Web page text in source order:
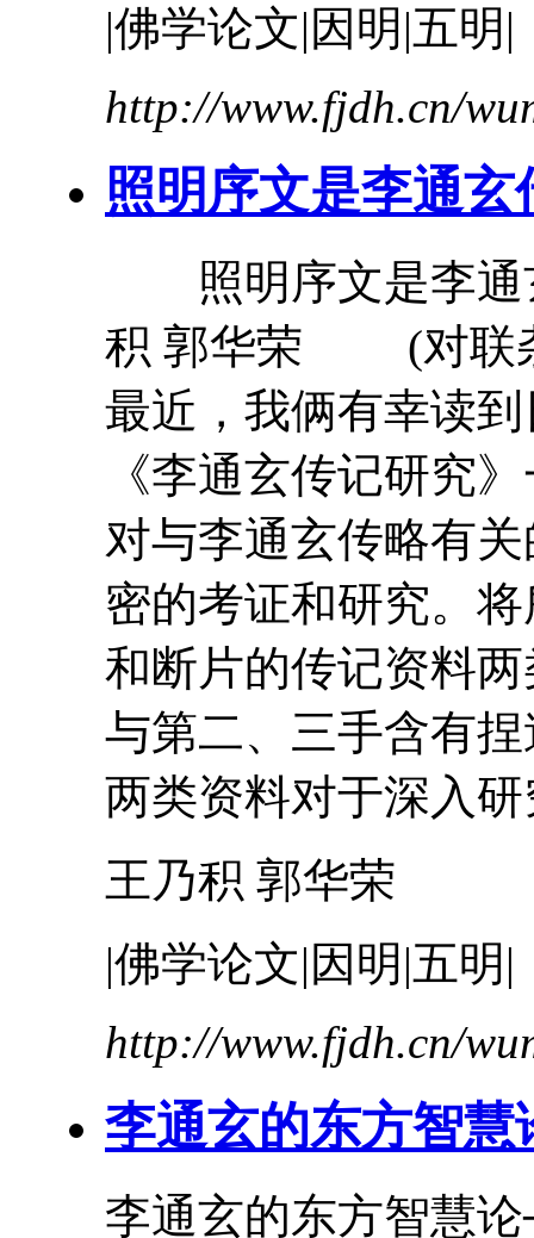
|佛学论文|因明|五明|
http://www.fjdh.cn/
照明序文是李通玄
照明序文是李通
积 郭华荣 (对联
最近，我俩有幸读
《李通玄传记研究
对与李通玄传略有
密的考证和研究。
和断片的传记资料
与第二、三手含有
两类资料对于深入研
王乃积 郭华荣
|佛学论文|因明|五明|
http://www.fjdh.cn/
李通玄的东方智
李通玄的东方智慧